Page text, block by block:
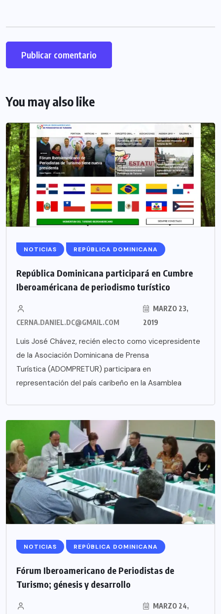
You may also like
NOTICIAS REPÚBLICA DOMINICANA
República Dominicana participará en Cumbre
Iberoaméricana de periodismo turístico
CERNA.DANIEL.DC@GMAIL.COM
MARZO 23,
2019
Luis José Chávez, recién electo como vicepresidente
de la Asociación Dominicana de Prensa
Turística (ADOMPRETUR) participara en
representación del país caribeño en la Asamblea
NOTICIAS REPÚBLICA DOMINICANA
Fórum Iberoamericano de Periodistas de
Turismo; génesis y desarrollo
MARZO 24,